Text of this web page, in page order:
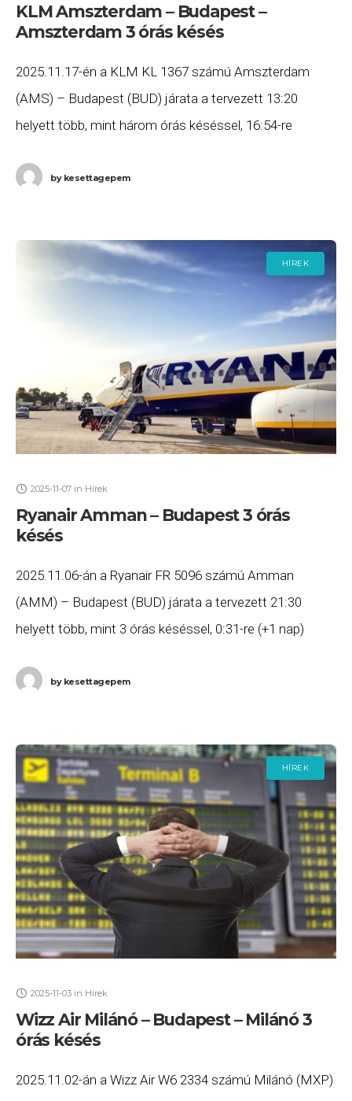
KLM Amszterdam – Budapest –
Amszterdam 3 órás késés
2025.11.17-én a KLM KL 1367 számú Amszterdam
(AMS) – Budapest (BUD) járata a tervezett 13:20
helyett több, mint három órás késéssel, 16:54-re
bykesettagepem
HÍREK
2025-11-07 in Hírek
Ryanair Amman – Budapest 3 órás
késés
2025.11.06-án a Ryanair FR 5096 számú Amman
(AMM) – Budapest (BUD) járata a tervezett 21:30
helyett több, mint 3 órás késéssel, 0:31-re (+1 nap)
bykesettagepem
HÍREK
2025-11-03 in Hírek
Wizz Air Milánó – Budapest – Milánó 3
órás késés
2025.11.02-án a Wizz Air W6 2334 számú Milánó (MXP)